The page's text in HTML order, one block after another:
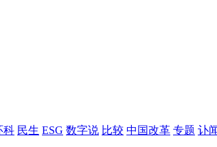
科 民生 ESG 数字说 比较 中国改革 专题 讣